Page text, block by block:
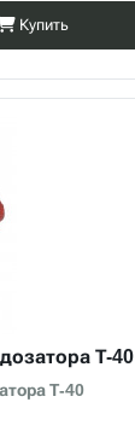
Купить
Т-40
Т-40